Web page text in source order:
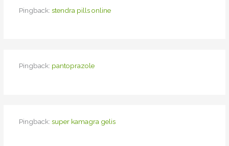
Pingback: stendra pills online
Pingback: pantoprazole
Pingback: super kamagra gelis